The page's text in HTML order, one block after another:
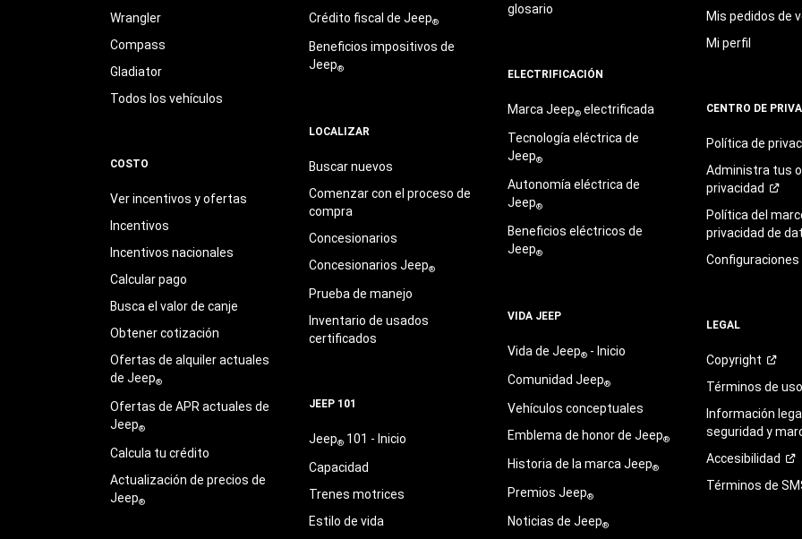
Wrangler
Compass
Gladiator
Todos los vehículos
COSTO
Ver incentivos y ofertas
Incentivos
Incentivos nacionales
Calcular pago
Busca el valor de canje
Obtener cotización
Ofertas de alquiler actuales
de Jeep®
Ofertas de APR actuales de
Jeep®
Calcula tu crédito
Actualización de precios de
Jeep®
Crédito fiscal de Jeep®
Beneficios impositivos de
Jeep®
LOCALIZAR
Buscar nuevos
Comenzar con el proceso de
compra
Concesionarios
Concesionarios Jeep®
Prueba de manejo
Inventario de usados
certificados
JEEP 101
Jeep®101 - Inicio
Capacidad
Trenes motrices
Estilo de vida
glosario
ELECTRIFICACIÓN
Marca Jeep®electrificada
Tecnología eléctrica de
Jeep®
Autonomía eléctrica de
Jeep®
Beneficios eléctricos de
Jeep®
VIDA JEEP
Vida de Jeep®- Inicio
Comunidad Jeep®
Vehículos conceptuales
Emblema de honor de Jeep®
Historia de la marca Jeep®
Premios Jeep®
Noticias de Jeep®
Mis pedidos de
Mi perfil
CENTRO DE
Política de
Administra tus
privacidad
Política del
privacidad de
Configuraciones
LEGAL
Copyright
Términos deuso
Información
seguridad y
Accesibilidad
Términos de